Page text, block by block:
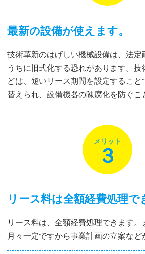
最新の設備が使えます。
技術革新のはげしい機械設備は、法定
うちに旧式化する恐れがあります。技
どは、短いリース期間を設定するこ
替えられ、設備機器の陳腐化を防ぐこ
メリット
３
リース料は全額経費処理で
リース料は、全額経費処理できます。
月々一定ですから事業計画の立案など